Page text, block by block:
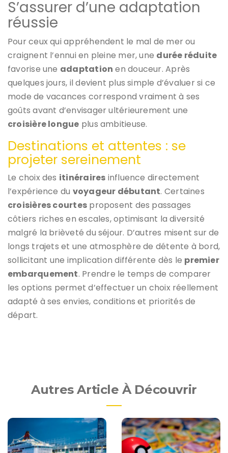
S’assurer d’une adaptation
réussie
Pour ceux qui appréhendent le mal de mer ou
craignent l’ennui en pleine mer, une durée réduite
favorise une adaptation en douceur. Après
quelques jours, il devient plus simple d’évaluer si ce
mode de vacances correspond vraiment à ses
goûts avant d’envisager ultérieurement une
croisière longue plus ambitieuse.
Destinations et attentes : se
projeter sereinement
Le choix des itinéraires influence directement
l’expérience du voyageur débutant. Certaines
croisières courtes proposent des passages
côtiers riches en escales, optimisant la diversité
malgré la brièveté du séjour. D’autres misent sur de
longs trajets et une atmosphère de détente à bord,
sollicitant une implication différente dès le premier
embarquement. Prendre le temps de comparer
les options permet d’effectuer un choix réellement
adapté à ses envies, conditions et priorités de
départ.
Autres Article À Découvrir